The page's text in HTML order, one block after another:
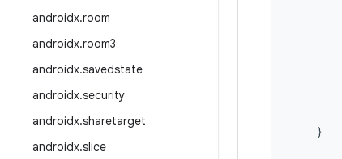
androidx.room
androidx.room3
androidx.savedstate
androidx.security
androidx.sharetarget
androidx.slice
}